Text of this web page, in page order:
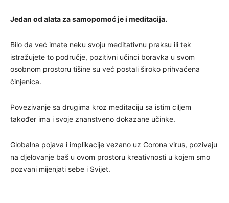
Jedan od alata za samopomoć je i meditacija.
Bilo da već imate neku svoju meditativnu praksu ili tek
istražujete to područje, pozitivni učinci boravka u svom
osobnom prostoru tišine su već postali široko prihvaćena
činjenica.
Povezivanje sa drugima kroz meditaciju sa istim ciljem
također ima i svoje znanstveno dokazane učinke.
Globalna pojava i implikacije vezano uz Corona virus, pozivaju
na djelovanje baš u ovom prostoru kreativnosti u kojem smo
pozvani mijenjati sebe i Svijet.